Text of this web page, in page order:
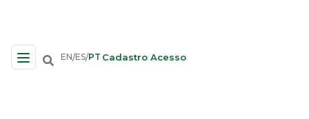
Navegação no Site
EN/ES/PT Cadastro Acesso